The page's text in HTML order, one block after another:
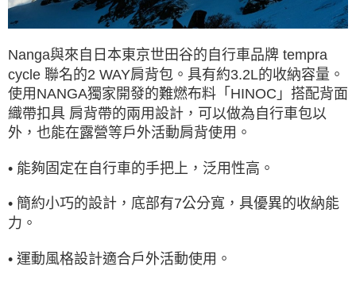
每筆NT$80，滿NT$490(含以上)免運費
免運費
Nanga與來自日本東京世田谷的自行車品牌 tempra
cycle 聯名的2 WAY肩背包。具有約3.2L的收納容量。
使用NANGA獨家開發的難燃布料「HINOC」搭配背面
織帶扣具 肩背帶的兩用設計，可以做為自行車包以
外，也能在露營等戶外活動肩背使用。
• 能夠固定在自行車的手把上，泛用性高。
• 簡約小巧的設計，底部有7公分寬，具優異的收納能
力。
• 運動風格設計適合戶外活動使用。